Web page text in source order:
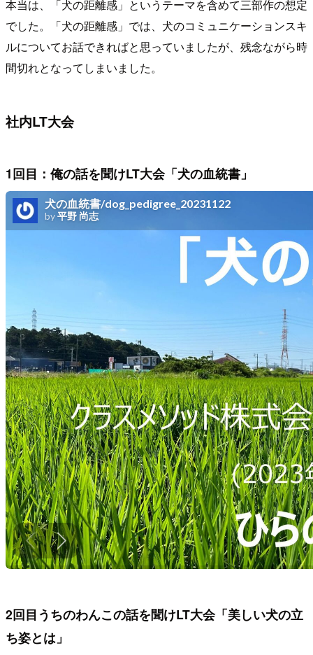
本当は、「犬の距離感」というテーマを含めて三部作の想定
でした。「犬の距離感」では、犬のコミュニケーションスキ
ルについてお話できればと思っていましたが、残念ながら時
間切れとなってしまいました。
社内LT大会
1回目：俺の話を聞けLT大会「犬の血統書」
2回目うちのわんこの話を聞けLT大会「美しい犬の立
ち姿とは」